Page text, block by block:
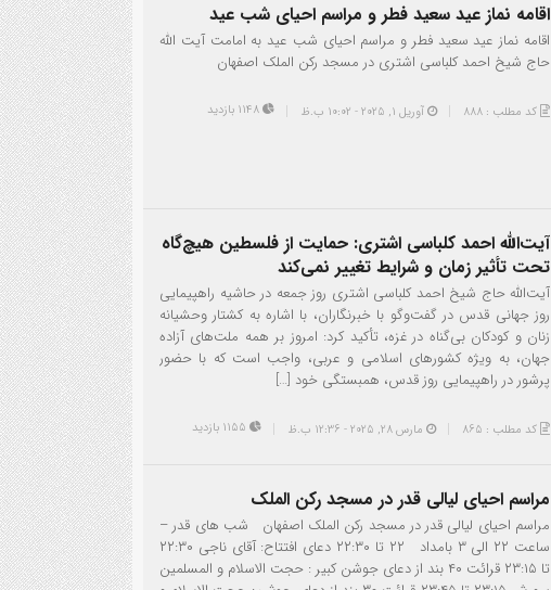
اقامه نماز عید سعید فطر و مراسم احیای شب عید
اقامه نماز عید سعید فطر و مراسم احیای شب عید به امامت آیت الله
حاج شیخ احمد کلباسی اشتری در مسجد رکن الملک اصفهان
کد مطلب : 888 آوریل 1, 2025 - 10:02 ب.ظ
آیت‌الله احمد کلباسی اشتری: حمایت از فلسطین هیچ‌گاه
تحت تأثیر زمان و شرایط تغییر نمی‌کند
آیت‌الله حاج شیخ احمد کلباسی اشتری روز جمعه در حاشیه راهپیمایی
روز جهانی قدس در گفت‌وگو با خبرنگاران، با اشاره به کشتار وحشیانه
زنان و کودکان بی‌گناه در غزه، تأکید کرد: امروز بر همه ملت‌های آزاده
جهان، به ویژه کشورهای اسلامی و عربی، واجب است که با حضور
پرشور در راهپیمایی روز قدس، همبستگی خود […]
کد مطلب : 865 مارس 28, 2025 - 12:36 ب.ظ
مراسم احیای لیالی قدر در مسجد رکن الملک
مراسم احیای لیالی قدر در مسجد رکن الملک اصفهان شب های قدر –
ساعت ۲۲ الی ۳ بامداد ۲۲ تا ۲۲:۳۰ دعای افتتاح: آقای ناجی ۲۲:۳۰
تا ۲۳:۱۵ قرائت ۴۰ بند از دعای جوشن کبیر : حجت الاسلام و المسلمین